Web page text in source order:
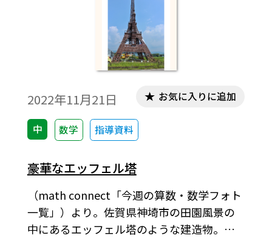
2022年11月21日
中 数学 指導資料
お気に入りに追加
豪華なエッフェル塔
（math connect「今週の算数・数学フォト
一覧」）より。佐賀県神埼市の田園風景の
中にあるエッフェル塔のような建造物。板